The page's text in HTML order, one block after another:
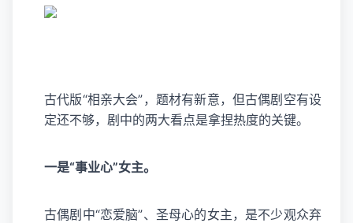
古代版“相亲大会”，题材有新意，但古偶剧空有设
定还不够，剧中的两大看点是拿捏热度的关键。
一是“事业心”女主。
古偶剧中“恋爱脑”、圣母心的女主，是不少观众弃